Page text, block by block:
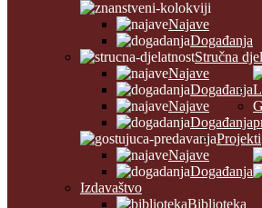
Najave
Događanja
Stručna
Najave
Događanja
Najave
Događanja
Najave
Događanja
Projekti
Izdavaštvo
Biblioteka